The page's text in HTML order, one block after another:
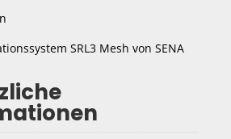
SRL3 Mesh von SENA